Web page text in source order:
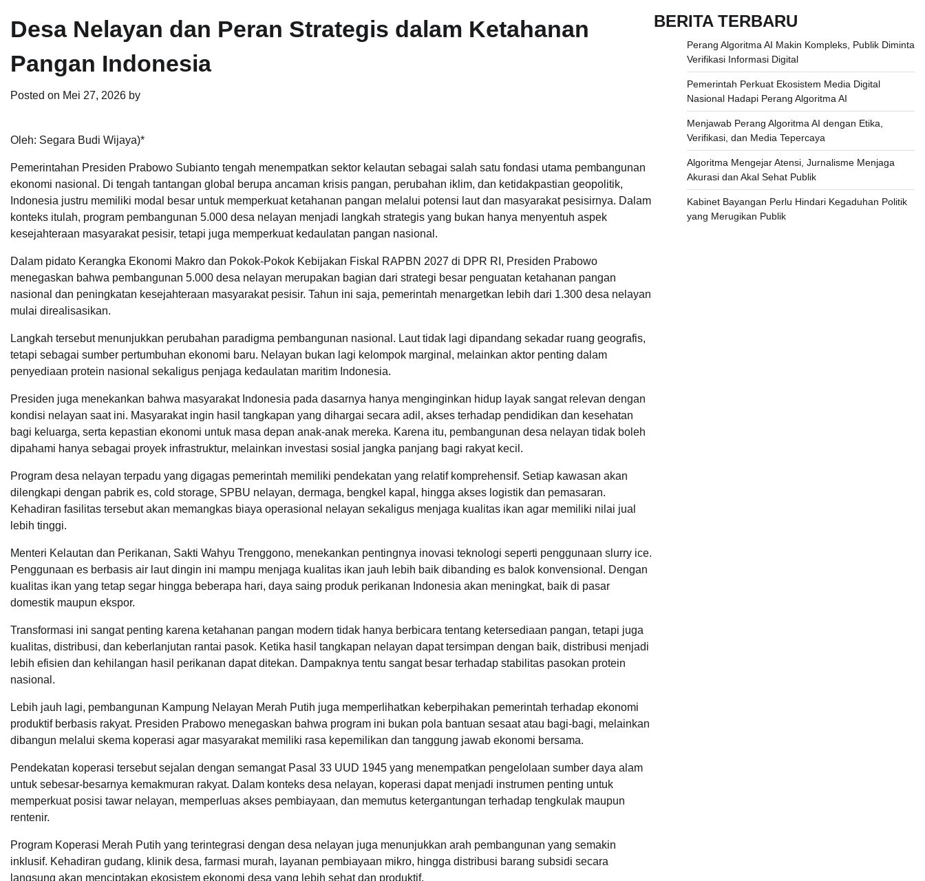
Desa Nelayan dan Peran Strategis dalam Ketahanan
Pangan Indonesia
Posted on Mei 27, 2026 by
Oleh: Segara Budi Wijaya)*
Pemerintahan Presiden Prabowo Subianto tengah menempatkan sektor kelautan sebagai salah satu fondasi utama pembangunan
ekonomi nasional. Di tengah tantangan global berupa ancaman krisis pangan, perubahan iklim, dan ketidakpastian geopolitik,
Indonesia justru memiliki modal besar untuk memperkuat ketahanan pangan melalui potensi laut dan masyarakat pesisirnya. Dalam
konteks itulah, program pembangunan 5.000 desa nelayan menjadi langkah strategis yang bukan hanya menyentuh aspek
kesejahteraan masyarakat pesisir, tetapi juga memperkuat kedaulatan pangan nasional.
Dalam pidato Kerangka Ekonomi Makro dan Pokok-Pokok Kebijakan Fiskal RAPBN 2027 di DPR RI, Presiden Prabowo
menegaskan bahwa pembangunan 5.000 desa nelayan merupakan bagian dari strategi besar penguatan ketahanan pangan
nasional dan peningkatan kesejahteraan masyarakat pesisir. Tahun ini saja, pemerintah menargetkan lebih dari 1.300 desa nelayan
mulai direalisasikan.
Langkah tersebut menunjukkan perubahan paradigma pembangunan nasional. Laut tidak lagi dipandang sekadar ruang geografis,
tetapi sebagai sumber pertumbuhan ekonomi baru. Nelayan bukan lagi kelompok marginal, melainkan aktor penting dalam
penyediaan protein nasional sekaligus penjaga kedaulatan maritim Indonesia.
Presiden juga menekankan bahwa masyarakat Indonesia pada dasarnya hanya menginginkan hidup layak sangat relevan dengan
kondisi nelayan saat ini. Masyarakat ingin hasil tangkapan yang dihargai secara adil, akses terhadap pendidikan dan kesehatan
bagi keluarga, serta kepastian ekonomi untuk masa depan anak-anak mereka. Karena itu, pembangunan desa nelayan tidak boleh
dipahami hanya sebagai proyek infrastruktur, melainkan investasi sosial jangka panjang bagi rakyat kecil.
Program desa nelayan terpadu yang digagas pemerintah memiliki pendekatan yang relatif komprehensif. Setiap kawasan akan
dilengkapi dengan pabrik es, cold storage, SPBU nelayan, dermaga, bengkel kapal, hingga akses logistik dan pemasaran.
Kehadiran fasilitas tersebut akan memangkas biaya operasional nelayan sekaligus menjaga kualitas ikan agar memiliki nilai jual
lebih tinggi.
Menteri Kelautan dan Perikanan, Sakti Wahyu Trenggono, menekankan pentingnya inovasi teknologi seperti penggunaan slurry ice.
Penggunaan es berbasis air laut dingin ini mampu menjaga kualitas ikan jauh lebih baik dibanding es balok konvensional. Dengan
kualitas ikan yang tetap segar hingga beberapa hari, daya saing produk perikanan Indonesia akan meningkat, baik di pasar
domestik maupun ekspor.
Transformasi ini sangat penting karena ketahanan pangan modern tidak hanya berbicara tentang ketersediaan pangan, tetapi juga
kualitas, distribusi, dan keberlanjutan rantai pasok. Ketika hasil tangkapan nelayan dapat tersimpan dengan baik, distribusi menjadi
lebih efisien dan kehilangan hasil perikanan dapat ditekan. Dampaknya tentu sangat besar terhadap stabilitas pasokan protein
nasional.
Lebih jauh lagi, pembangunan Kampung Nelayan Merah Putih juga memperlihatkan keberpihakan pemerintah terhadap ekonomi
produktif berbasis rakyat. Presiden Prabowo menegaskan bahwa program ini bukan pola bantuan sesaat atau bagi-bagi, melainkan
dibangun melalui skema koperasi agar masyarakat memiliki rasa kepemilikan dan tanggung jawab ekonomi bersama.
Pendekatan koperasi tersebut sejalan dengan semangat Pasal 33 UUD 1945 yang menempatkan pengelolaan sumber daya alam
untuk sebesar-besarnya kemakmuran rakyat. Dalam konteks desa nelayan, koperasi dapat menjadi instrumen penting untuk
memperkuat posisi tawar nelayan, memperluas akses pembiayaan, dan memutus ketergantungan terhadap tengkulak maupun
rentenir.
Program Koperasi Merah Putih yang terintegrasi dengan desa nelayan juga menunjukkan arah pembangunan yang semakin
inklusif. Kehadiran gudang, klinik desa, farmasi murah, layanan pembiayaan mikro, hingga distribusi barang subsidi secara
langsung akan menciptakan ekosistem ekonomi desa yang lebih sehat dan produktif.
BERITA TERBARU
Perang Algoritma AI Makin Kompleks, Publik Diminta
Verifikasi Informasi Digital
Pemerintah Perkuat Ekosistem Media Digital
Nasional Hadapi Perang Algoritma AI
Menjawab Perang Algoritma AI dengan Etika,
Verifikasi, dan Media Tepercaya
Algoritma Mengejar Atensi, Jurnalisme Menjaga
Akurasi dan Akal Sehat Publik
Kabinet Bayangan Perlu Hindari Kegaduhan Politik
yang Merugikan Publik